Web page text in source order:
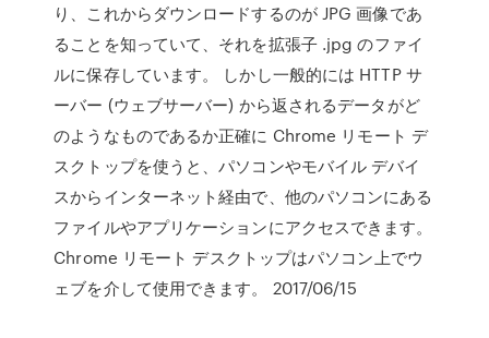
り、これからダウンロードするのが JPG 画像であ
ることを知っていて、それを拡張子 .jpg のファイ
ルに保存しています。 しかし一般的には HTTP サ
ーバー (ウェブサーバー) から返されるデータがど
のようなものであるか正確に Chrome リモート デ
スクトップを使うと、パソコンやモバイル デバイ
スからインターネット経由で、他のパソコンにある
ファイルやアプリケーションにアクセスできます。
Chrome リモート デスクトップはパソコン上でウ
ェブを介して使用できます。 2017/06/15